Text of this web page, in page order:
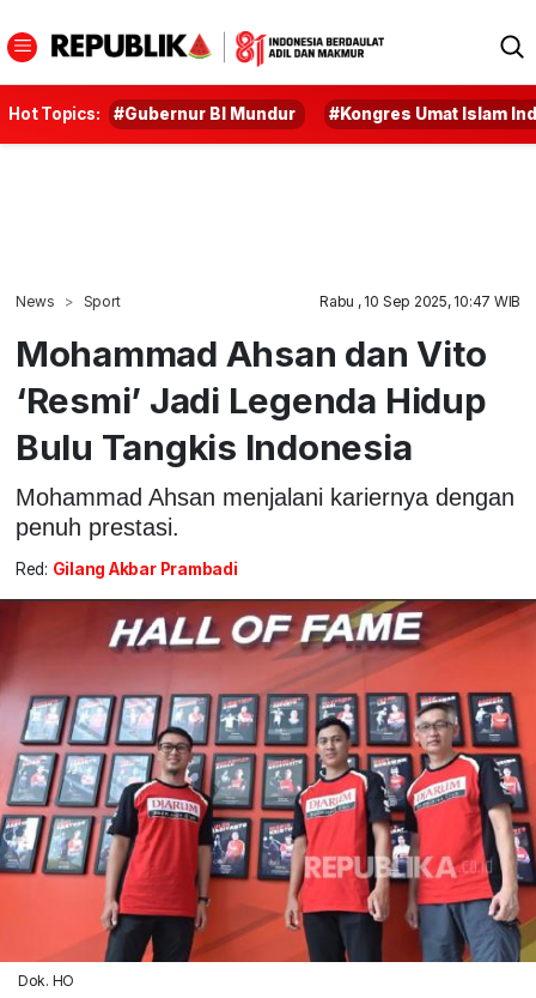
Hot Topics: #Gubernur BI Mundur #Kongres Umat Islam
News Sport Rabu , 10 Sep 2025, 10:47 WIB
Mohammad Ahsan dan Vito
‘Resmi’ Jadi Legenda Hidup
Bulu Tangkis Indonesia
Mohammad Ahsan menjalani kariernya dengan
penuh prestasi.
Red: Gilang Akbar Prambadi
Dok. HO